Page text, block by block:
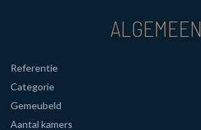
ALGEMEEN
Referentie
Categorie
Gemeubeld
Aantal kamers